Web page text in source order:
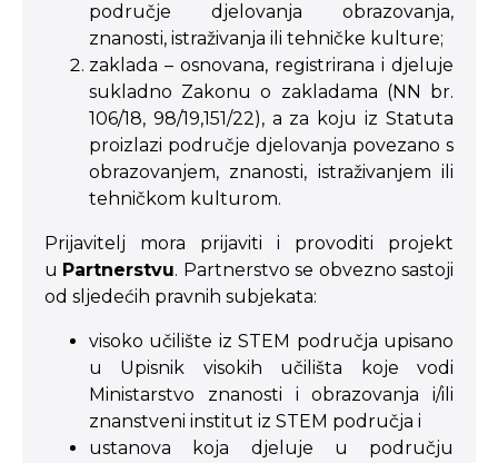
područje djelovanja obrazovanja,
znanosti, istraživanja ili tehničke kulture;
zaklada – osnovana, registrirana i djeluje
sukladno Zakonu o zakladama (NN br.
106/18, 98/19,151/22), a za koju iz Statuta
proizlazi područje djelovanja povezano s
obrazovanjem, znanosti, istraživanjem ili
tehničkom kulturom.
Prijavitelj mora prijaviti i provoditi projekt
u Partnerstvu. Partnerstvo se obvezno sastoji
od sljedećih pravnih subjekata:
visoko učilište iz STEM područja upisano
u Upisnik visokih učilišta koje vodi
Ministarstvo znanosti i obrazovanja i/ili
znanstveni institut iz STEM područja i
ustanova koja djeluje u području